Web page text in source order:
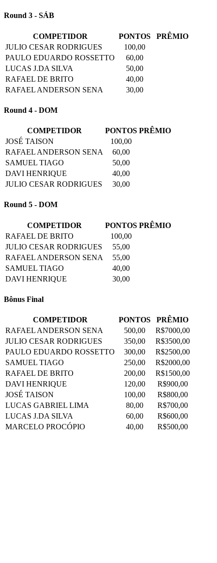
Round 3 - SÁB
COMPETIDOR PONTOS
PRÊMIO
JULIO CESAR RODRIGUES
100,00
PAULO EDUARDO ROSSETTO
60,00
LUCAS J.DA SILVA
50,00
RAFAEL DE BRITO
40,00
RAFAEL ANDERSON SENA
30,00
Round 4 - DOM
COMPETIDOR PONTOS PRÊMIO
JOSÉ TAISON
100,00
RAFAEL ANDERSON SENA
60,00
SAMUEL TIAGO
50,00
DAVI HENRIQUE
40,00
JULIO CESAR RODRIGUES
30,00
Round 5 - DOM
COMPETIDOR PONTOS PRÊMIO
RAFAEL DE BRITO
100,00
JULIO CESAR RODRIGUES
55,00
RAFAEL ANDERSON SENA
55,00
SAMUEL TIAGO
40,00
DAVI HENRIQUE
30,00
Bônus Final
COMPETIDOR PONTOS
PRÊMIO
RAFAEL ANDERSON SENA
500,00
R$7000,00
JULIO CESAR RODRIGUES
350,00
R$3500,00
PAULO EDUARDO ROSSETTO
300,00
R$2500,00
SAMUEL TIAGO
250,00
R$2000,00
RAFAEL DE BRITO
200,00
R$1500,00
DAVI HENRIQUE
120,00
R$900,00
JOSÉ TAISON
100,00
R$800,00
LUCAS GABRIEL LIMA
80,00
R$700,00
LUCAS J.DA SILVA
60,00
R$600,00
MARCELO PROCÓPIO
40,00 R$500,00